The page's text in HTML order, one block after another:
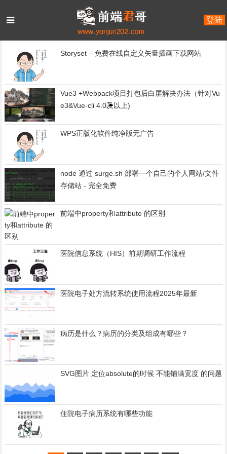
登陆
Storyset – 免费在线自定义矢量插画下载网站
Vue3 +Webpack项目打包后白屏解决办法（针对Vu
e3&Vue-cli 4.0及以上)
WPS正版化软件纯净版无广告
node 通过 surge.sh 部署一个自己的个人网站/文件
存储站 - 完全免费
前端中property和attribute 的区别
医院信息系统（HIS）前期调研工作流程
医院电子处方流转系统使用流程2025年最新
病历是什么？病历的分类及组成有哪些？
SVG图片 定位absolute的时候 不能铺满宽度 的问题
住院电子病历系统有哪些功能